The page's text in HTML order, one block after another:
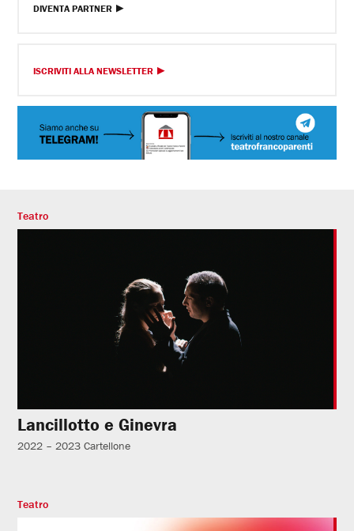
DIVENTA PARTNER
ISCRIVITI ALLA NEWSLETTER
Teatro
Lancillotto e Ginevra
2022 – 2023 Cartellone
Teatro